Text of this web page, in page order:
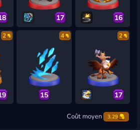
17 16
2 4
15
2
17
Coût moyen 3.29